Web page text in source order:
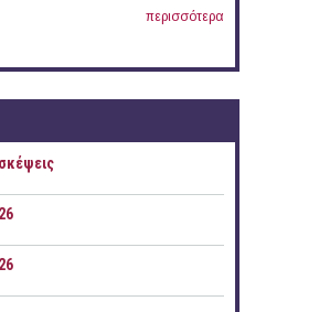
περισσότερα